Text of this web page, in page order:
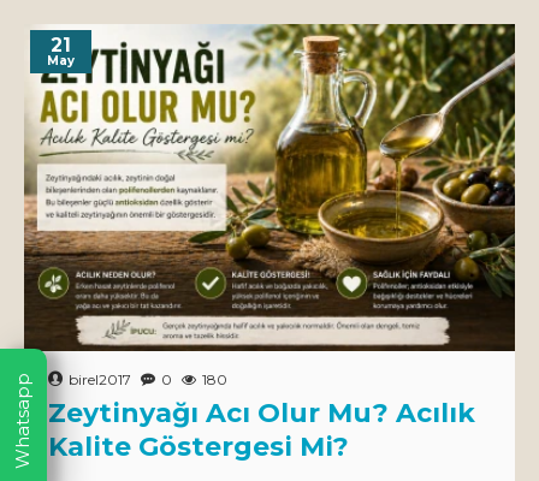
21
May
birel2017 0 180
Zeytinyağı Acı Olur Mu? Acılık
Kalite Göstergesi Mi?
Whatsapp